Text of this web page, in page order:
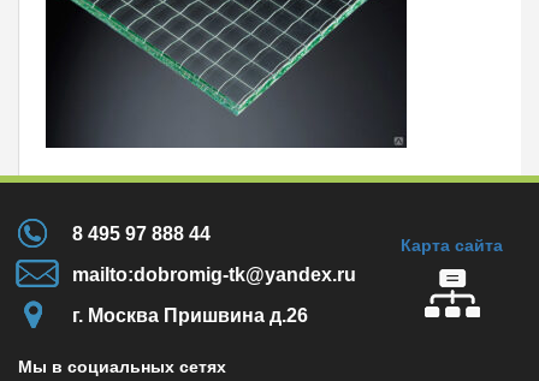
8 495 97 888 44
mailto:dobromig-tk@yandex.ru
г. Москва Пришвина д.26
Карта сайта
Мы в социальных сетях